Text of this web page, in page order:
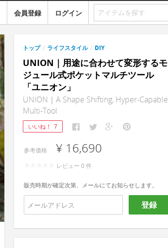
会員登録 ログイン
トップ / ライフスタイル / DIY
UNION｜用途に合わせて変形するモ
ジュール式ポケットマルチツール
「ユニオン」
UNION｜A Shape Shifting, Hyper-Capable
Multi-Tool
いいね！ 7
参考価格 ¥ 16,690
レビュー 0 件
販売時期が確定次第、メールにてお知らせします。
登録